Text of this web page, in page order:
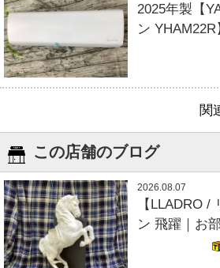
2025年製【
ン
関
この店舗のブログ
2026.08.07
【LLADRO /
ン 飛躍｜お